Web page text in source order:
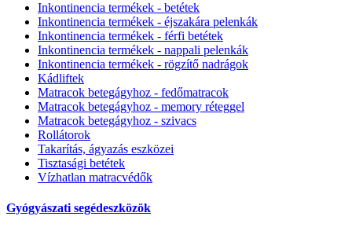
Inkontinencia termékek - betétek
Inkontinencia termékek - éjszakára pelenkák
Inkontinencia termékek - férfi betétek
Inkontinencia termékek - nappali pelenkák
Inkontinencia termékek - rögzítő nadrágok
Kádliftek
Matracok betegágyhoz - fedőmatracok
Matracok betegágyhoz - memory réteggel
Matracok betegágyhoz - szivacs
Rollátorok
Takarítás, ágyazás eszközei
Tisztasági betétek
Vízhatlan matracvédők
Gyógyászati segédeszközök